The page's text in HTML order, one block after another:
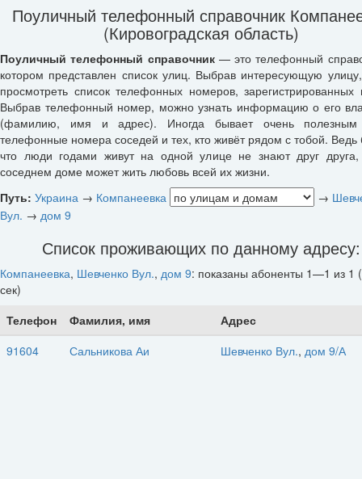
Поуличный телефонный справочник
(Кировоградская область)
Поуличный телефонный справочник— это телефонный
котором представлен список улиц. Выбрав интересующую
просмотреть список телефонных номеров,
Выбрав телефонный номер, можно узнать информацию о его
(фамилию, имя и адрес). Иногда бывает очень полезным
телефонные номера соседей и тех, кто живёт рядом с тобой. Ведь
что люди годами живут на одной улице не знают друг
соседнем доме может жить любовь всей их жизни.
Путь: Украина → Компанеевка →
Вул. → дом 9
Список проживающих по данному адресу:
Компанеевка, Шевченко Вул., дом 9: показаны абоненты 1—1 из 1
сек)
Телефон
Фамилия, имя
Адрес
91604
Сальникова Аи Шевченко Вул., дом 9/А